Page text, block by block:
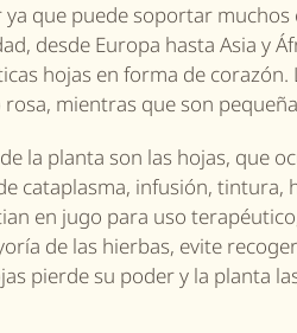
ya que puede soportar
desde Europa hasta Asia y
hojas en forma de corazón.
rosa, mientras que son
la planta son las hojas, que
cataplasma, infusión, tintura,
en jugo para uso
de las hierbas, evite
pierde su poder y la planta